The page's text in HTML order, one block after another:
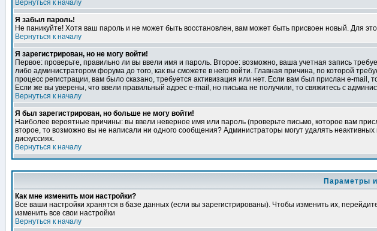
Вернуться к началу
Я забыл пароль!
Не паникуйте! Хотя ваш пароль и не может быть восстановлен, вам может быть присвоен новый. Для
Вернуться к началу
Я зарегистрирован, но не могу войти!
Первое: проверьте, правильно ли вы ввели имя и пароль. Второе: возможно, ваша учетная запись
либо администратором форума до того, как вы сможете в него войти. Главная причина, по которой
процесс регистрации, вам было сказано, требуется активизация или нет. Если вам был прислан e-
Если же вы уверены, что ввели правильный адрес e-mail, но письма не получили, то свяжитесь с
Вернуться к началу
Я был зарегистрирован, но больше не могу войти!
Наиболее вероятные причины: вы ввели неверное имя или пароль (проверьте письмо, которое вам
второе, то возможно вы не написали ни одного сообщения? Администраторы могут удалять
дискуссиях.
Вернуться к началу
Параметры
Как мне изменить мои настройки?
Все ваши настройки хранятся в базе данных (если вы зарегистрированы). Чтобы изменить их,
изменить все свои настройки
Вернуться к началу